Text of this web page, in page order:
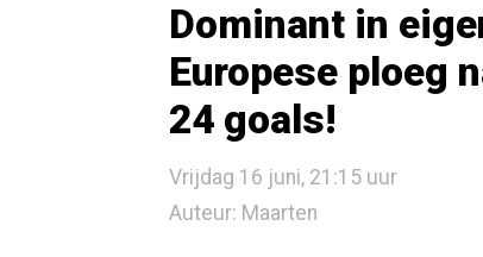
Dominant in
Europese ploeg
24 goals!
Vrijdag 16 juni, 21:15 uur
Auteur: Maarten